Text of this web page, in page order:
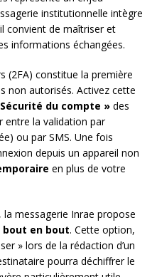
institutionnelle intègre
convient de maîtriser et
informations échangées.
(2FA) constitue la première
non autorisés. Activez cette
du compte » des
entre la validation par
ou par SMS. Une fois
depuis un appareil non
en plus de votre
messagerie Inrae propose
en bout. Cette option,
» lors de la rédaction d’un
pourra déchiffrer le